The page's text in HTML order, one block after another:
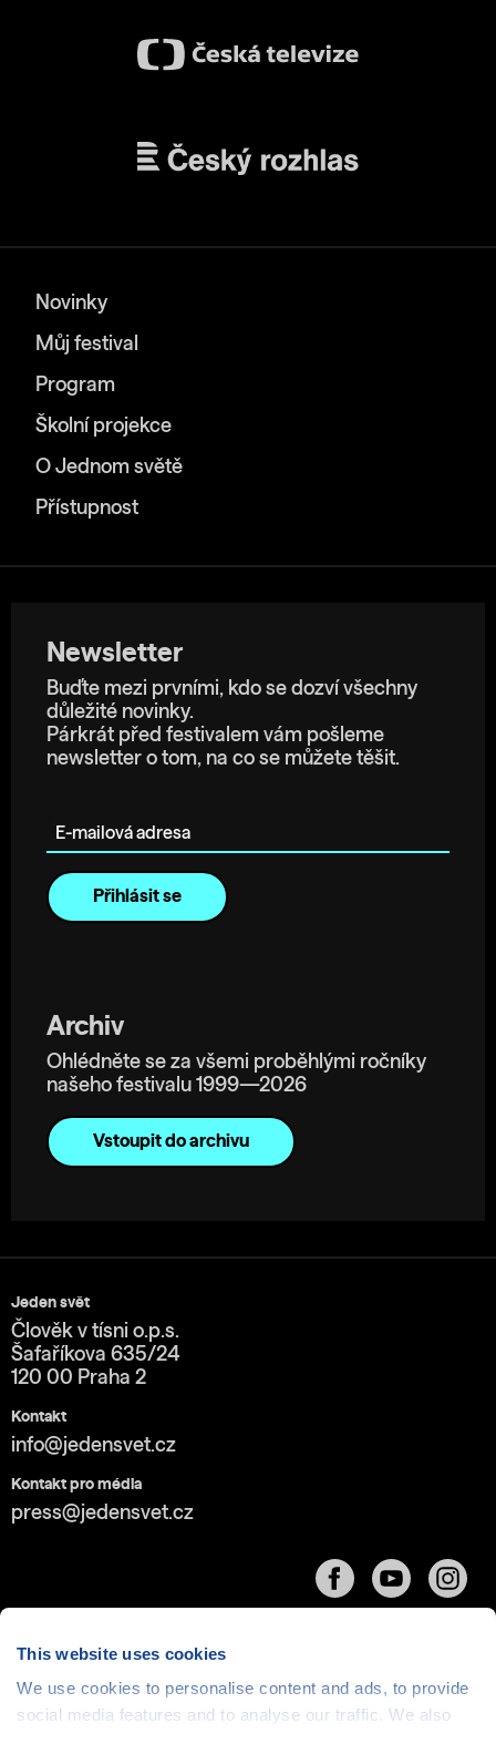
This website uses cookies
We use cookies to personalise content and ads, to provide
social media features and to analyse our traffic. We also
Novinky
Můj festival
Program
Školní projekce
O Jednom světě
Přístupnost
Newsletter
Buďte mezi prvními, kdo se dozví všechny
důležité novinky.
Párkrát před festivalem vám pošleme
newsletter o tom, na co se můžete těšit.
Archiv
Ohlédněte se za všemi proběhlými ročníky
našeho festivalu 1999—2026
Vstoupit do archivu
Jeden svět
Člověk v tísni o.p.s.
Šafaříkova 635/24
120 00 Praha 2
Kontakt
info@jedensvet.cz
Kontakt pro média
press@jedensvet.cz
Cookies| © 1999-2026 Člověk v tísni o.p.s., web běží